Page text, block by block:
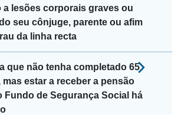
a lesões corporais graves ou
seu cônjuge, parente ou afim
da linha recta
que não tenha completado 65
estar a receber a pensão
Fundo de Segurança Social há